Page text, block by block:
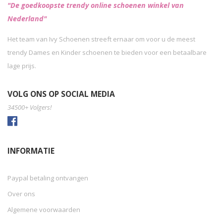
"De goedkoopste trendy online schoenen winkel van
Nederland"
Het team van Ivy Schoenen streeft ernaar om voor u de meest
trendy Dames en Kinder schoenen te bieden voor een betaalbare
lage prijs.
VOLG ONS OP SOCIAL MEDIA
34500+ Volgers!
INFORMATIE
Paypal betaling ontvangen
Over ons
Algemene voorwaarden